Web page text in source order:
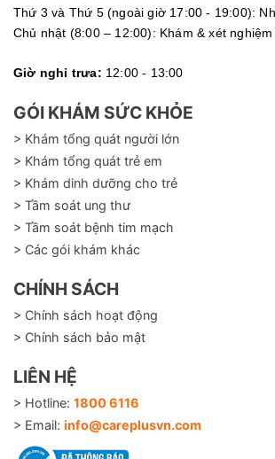
Thứ 3 và Thứ 5 (ngoài giờ 17:00 - 19:00):
Chủ nhật (8:00 – 12:00): Khám & xét nghiệm
Giờ nghỉ trưa: 12:00 - 13:00
GÓI KHÁM SỨC KHỎE
> Khám tổng quát người lớn
> Khám tổng quát trẻ em
> Khám dinh dưỡng cho trẻ
> Tầm soát ung thư
> Tầm soát bệnh tim mạch
> Các gói khám khác
CHÍNH SÁCH
> Chính sách hoạt động
> Chính sách bảo mật
LIÊN HỆ
> Hotline: 1800 6116
> Email: info@careplusvn.com